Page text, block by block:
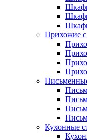
Прихожие с
Кухонные